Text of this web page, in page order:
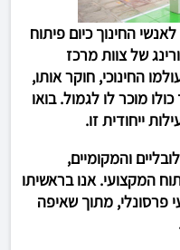
החינוך כיום פיתוח
של צוות מרכז
החינוכי, חוקר אותו,
מוכר לו לגמול. בואו
ייחודית זו.
והמקומיים,
המקצועי. אנו בראשיתו
מתוך שאיפה